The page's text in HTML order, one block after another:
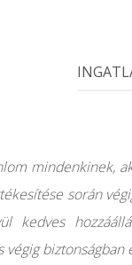
mindenkinek,
során
kedves
végig